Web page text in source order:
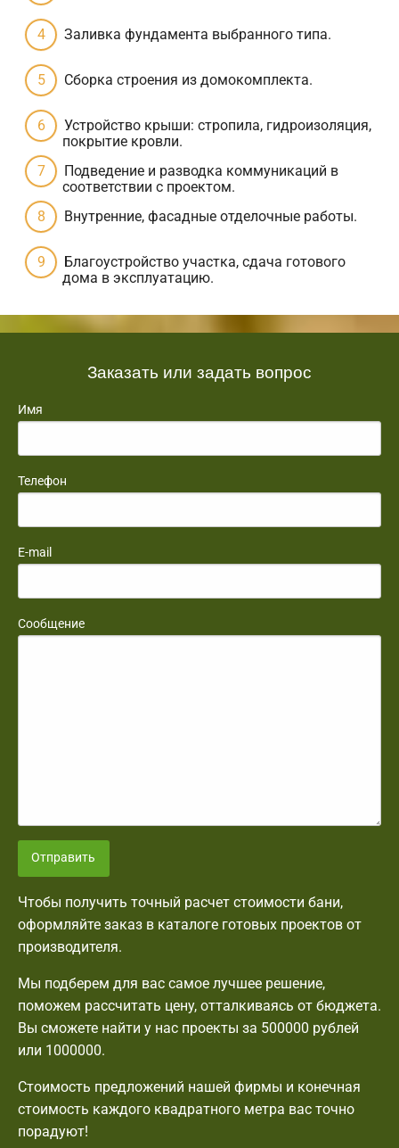
Заливка фундамента выбранного типа.
Сборка строения из домокомплекта.
Устройство крыши: стропила, гидроизоляция,
покрытие кровли.
Подведение и разводка коммуникаций в
соответствии с проектом.
Внутренние, фасадные отделочные работы.
Благоустройство участка, сдача готового
дома в эксплуатацию.
Заказать или задать вопрос
Имя
Телефон
E-mail
Сообщение
Отправить
Чтобы получить точный расчет стоимости бани,
оформляйте заказ в каталоге готовых проектов от
производителя.
Мы подберем для вас самое лучшее решение,
поможем рассчитать цену, отталкиваясь от бюджета.
Вы сможете найти у нас проекты за 500000 рублей
или 1000000.
Стоимость предложений нашей фирмы и конечная
стоимость каждого квадратного метра вас точно
порадуют!